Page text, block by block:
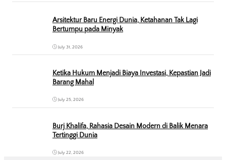
Arsitektur Baru Energi Dunia, Ketahanan Tak Lagi
Bertumpu pada Minyak
July 31, 2026
Ketika Hukum Menjadi Biaya Investasi, Kepastian Jadi
Barang Mahal
July 25, 2026
Burj Khalifa, Rahasia Desain Modern di Balik Menara
Tertinggi Dunia
July 22, 2026